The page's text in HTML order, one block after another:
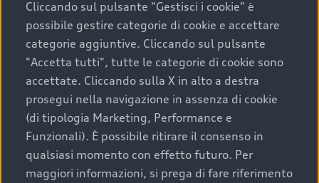
Cliccando sul pulsante "Gestisci i cookie" è
possibile gestire categorie di cookie e accettare
categorie aggiuntive. Cliccando sul pulsante
"Accetta tutti", tutte le categorie di cookie sono
accettate. Cliccando sulla X in alto a destra
prosegui nella navigazione in assenza di cookie
(di tipologia Marketing, Performance e
Funzionali). È possibile ritirare il consenso in
qualsiasi momento con effetto futuro. Per
maggiori informazioni, si prega di fare riferimento